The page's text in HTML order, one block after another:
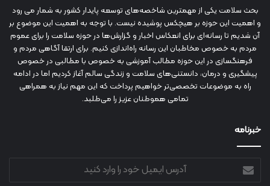
بحث سلامت یکی از مهمترین شاخصه‌های توسعه پایدار کشور به شمار می رود
و اهمیت این حوزه بر هیچکس پوشیده نیست. با توجه به اهمیت این موضوع بر
آن شدیم تا رسانه‌ای برای انعکاس اخبار و گزارش‌ها در حوزه سلامت را برای عموم
مردم به خصوص مخاطبان این رسانه راه‌اندازی کنیم. برای ارتقا آگاهی مردم و
فرهنگسازی در این حوزه مطالب آموزشی به خصوص با مطالبی در خصوص
پیشگیری و درمان، دانستنی‌های سلامت و زندگی سالم آغاز کردیم اما در ادامه
راه به موضوعات تخصصی‌تر خواهیم پرداخت که این مهم نیاز به همراهی
تمامی هموطنان عزیز را می‌طلبد.
خبرنامه
آدرس
ایمیل